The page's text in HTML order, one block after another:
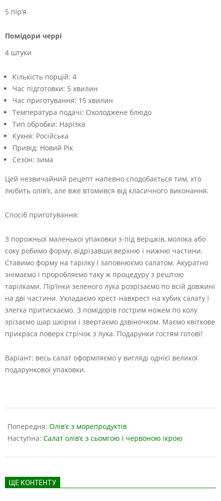
5 пір’я
Помідори черрі
4 штуки
Кількість порцій: 4
Час підготовки: 5 хвилин
Час приготування: 15 хвилин
Температура подачі: Охолоджене блюдо
Тип обробки: Нарізка
Кухня: Російська
Привід: Новий Рік
Сезон: зима
Цей незвичайний рецепт напевно сподобається тим, хто
любить олів’є, але вже втомився від класичного виконання.
Спосіб приготування:
З порожньої маленької упаковки з-під вершків, молока або
соку робимо форму, відрізавши верхню і нижню частини.
Ставимо форму на тарілку і заповнюємо салатом. Акуратно
знімаємо і проробляємо таку ж процедуру з рештою
тарілками. Пір’їнки зеленого лука розрізаємо по всій довжині
на дві частини. Укладаємо хрест-навхрест на кубик салату і
злегка притискаємо. З помідорів гострим ножем по колу
зрізаємо шар шкірки і звертаємо дзвіночком. Маємо квіткове
прикраса поверх стрічок з лука. Подарунки гостям готові!
Варіант: весь салат оформляємо у вигляді однієї великої
подарункової упаковки.
01-
18
Попередня: Олів’є з морепродуктів
Наступна: Салат олів’є з сьомгою і червоною ікрою
ЩЕ КОНТЕНТУ